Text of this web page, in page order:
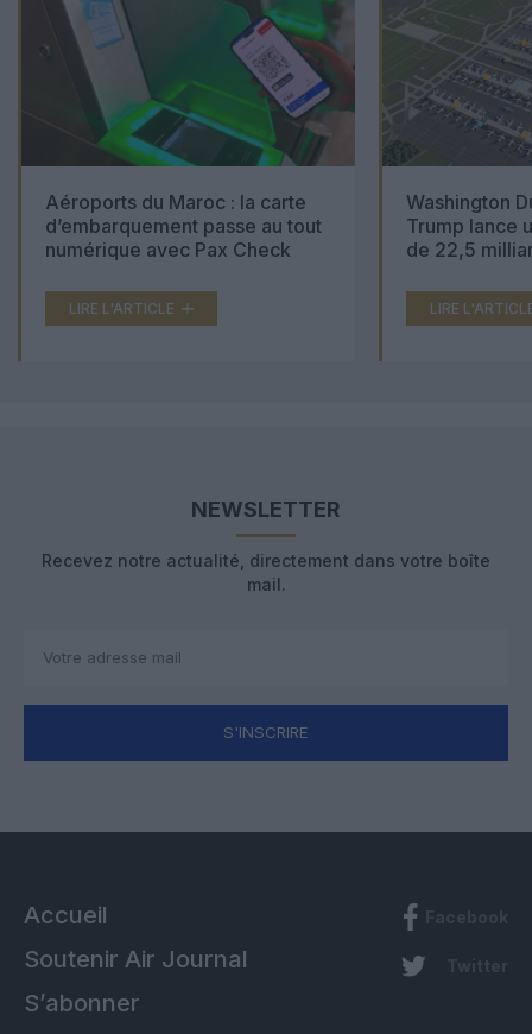
Aéroports du Maroc : la carte
d’embarquement passe au tout
numérique avec Pax Check
LIRE L'ARTICLE
Washington
Trump lance
de 22,5
LIRE
NEWSLETTER
Recevez notre actualité, directement dans votre boîte
mail.
S'INSCRIRE
Accueil
Soutenir Air Journal
S’abonner